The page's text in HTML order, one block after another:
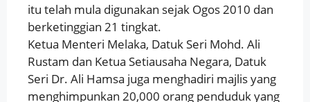
itu telah mula digunakan sejak Ogos 2010 dan
berketinggian 21 tingkat.
Ketua Menteri Melaka, Datuk Seri Mohd. Ali
Rustam dan Ketua Setiausaha Negara, Datuk
Seri Dr. Ali Hamsa juga menghadiri majlis yang
menghimpunkan 20,000 orang penduduk yang